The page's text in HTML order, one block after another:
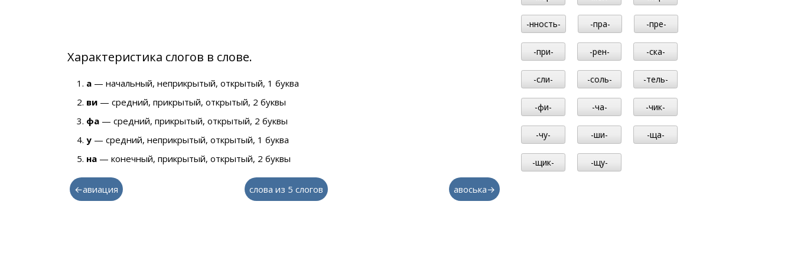
Характеристика слогов в слове.
а — начальный, неприкрытый, открытый, 1 буква
ви — средний, прикрытый, открытый, 2 буквы
фа — средний, прикрытый, открытый, 2 буквы
у — средний, неприкрытый, открытый, 1 буква
на — конечный, прикрытый, открытый, 2 буквы
←авиация слова из 5 слогов авоська→
-нность- -пра- -пре-
-при- -рен- -ска-
-сли- -соль- -тель-
-фи- -ча- -чик-
-чу- -ши- -ща-
-щик- -щу-